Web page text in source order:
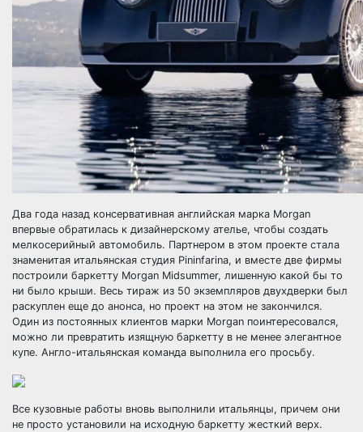
Два года назад консервативная английская марка Morgan
впервые обратилась к дизайнерскому ателье, чтобы создать
мелкосерийный автомобиль. Партнером в этом проекте стала
знаменитая итальянская студия Pininfarina, и вместе две фирмы
построили баркетту Morgan Midsummer, лишенную какой бы то
ни было крыши. Весь тираж из 50 экземпляров двухдверки был
раскуплен еще до анонса, но проект на этом не закончился.
Один из постоянных клиентов марки Morgan поинтересовался,
можно ли превратить изящную баркетту в не менее элегантное
купе. Англо-итальянская команда выполнила его просьбу.
Все кузовные работы вновь выполнили итальянцы, причем они
не просто установили на исходную баркетту жесткий верх.